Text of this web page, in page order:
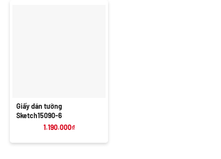
Giấy dán tường
Sketch15090-6
1.190.000₫